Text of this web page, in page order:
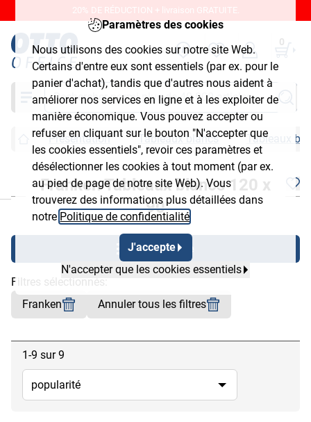
Paramètres des cookies
Nous utilisons des cookies sur notre site Web.
Certains d'entre eux sont essentiels (par ex. pour le
panier d'achat), tandis que d'autres nous aident à
améliorer nos services en ligne et à les exploiter de
manière économique. Vous pouvez accepter ou
refuser en cliquant sur le bouton "N'accepter que
les cookies essentiels", revoir ces paramètres et
désélectionner les cookies à tout moment (par ex.
au pied de page de notre site Web). Vous
trouverez des informations plus détaillées dans
notre Politique de confidentialité
J'accepte
N'accepter que les cookies essentiels
20% DE RÉDUCTION + livraison GRATUITE.
0
Chercher
Présentation Tableaux blancs Tableaux
Franken Tableaux blancs 120 x
90
Afficher filtre
Filtres sélectionnés:
Franken
Annuler tous les filtres
1-9 sur 9